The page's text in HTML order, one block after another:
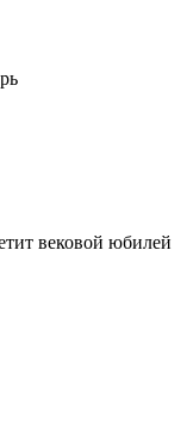
вековой юбилей